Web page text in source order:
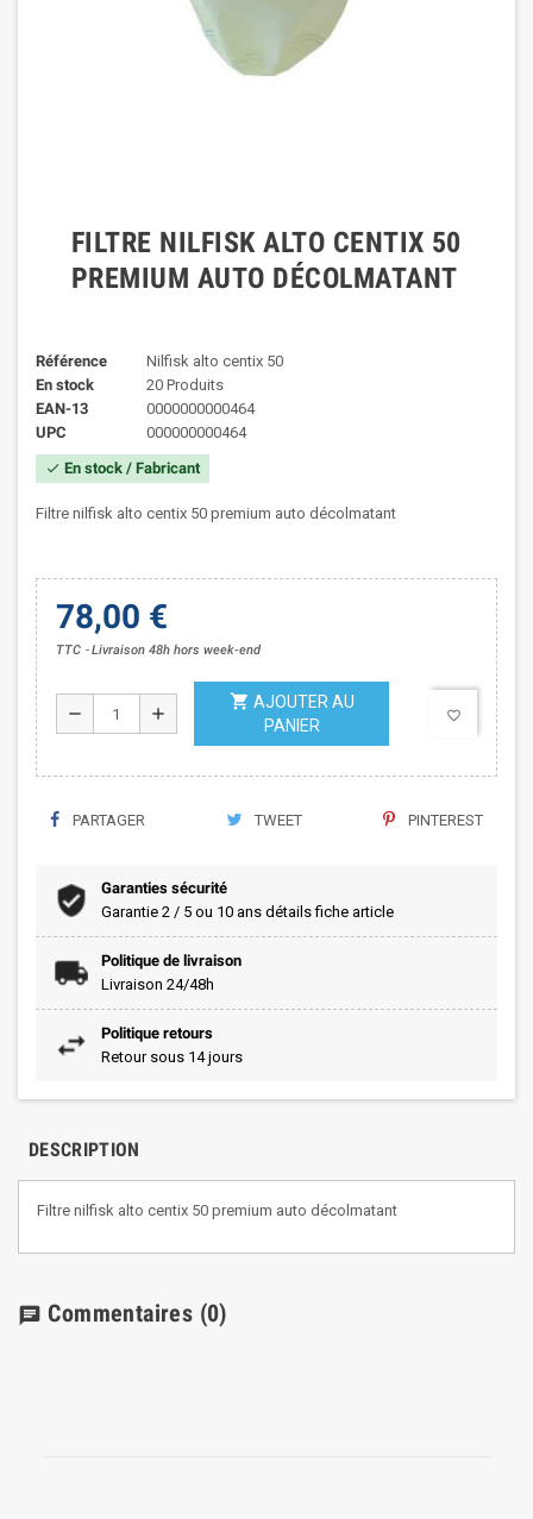
FILTRE NILFISK ALTO CENTIX 50
PREMIUM AUTO DÉCOLMATANT
Référence
Nilfisk alto centix 50
En stock
20 Produits
EAN-13
0000000000464
UPC
000000000464
check En stock / Fabricant
Filtre nilfisk alto centix 50 premium auto décolmatant
78,00 €
TTC Livraison 48h hors week-end
remove add
shopping_cart AJOUTER AU
PANIER
favorite_border
PARTAGER TWEET PINTEREST
Garanties sécurité
Garantie 2 / 5 ou 10 ans détails fiche article
Politique de livraison
Livraison 24/48h
Politique retours
Retour sous 14 jours
DESCRIPTION
Filtre nilfisk alto centix 50 premium auto décolmatant
chat Commentaires (0)